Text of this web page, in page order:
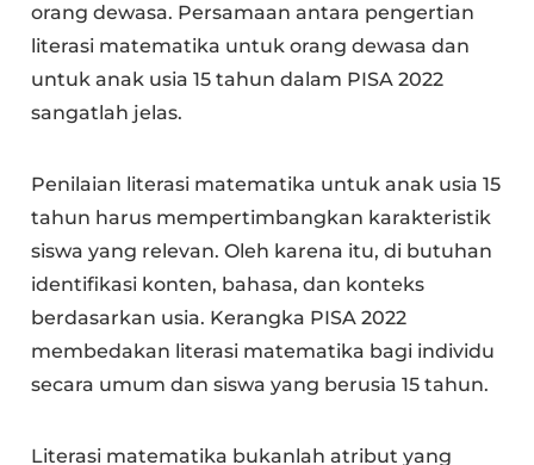
orang dewasa. Persamaan antara pengertian
literasi matematika untuk orang dewasa dan
untuk anak usia 15 tahun dalam PISA 2022
sangatlah jelas.
Penilaian literasi matematika untuk anak usia 15
tahun harus mempertimbangkan karakteristik
siswa yang relevan. Oleh karena itu, di butuhan
identifikasi konten, bahasa, dan konteks
berdasarkan usia. Kerangka PISA 2022
membedakan literasi matematika bagi individu
secara umum dan siswa yang berusia 15 tahun.
Literasi matematika bukanlah atribut yang